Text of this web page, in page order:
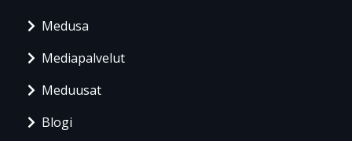
Medusa
Mediapalvelut
Meduusat
Blogi